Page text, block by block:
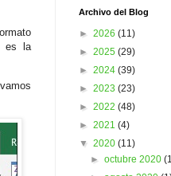
es la
Archivo del Blog
► 2026 (11)
► 2025 (29)
► 2024 (39)
► 2023 (23)
► 2022 (48)
► 2021 (4)
▼ 2020 (11)
►octubre 2020